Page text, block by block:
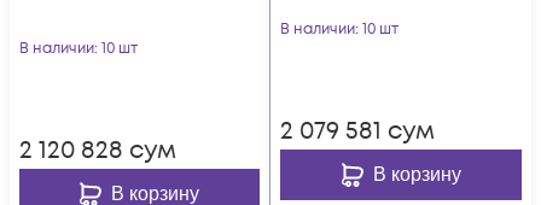
В наличии: 10 шт
2 120 828 сум
В корзину
В наличии: 10 шт
2 079 581 сум
В корзину